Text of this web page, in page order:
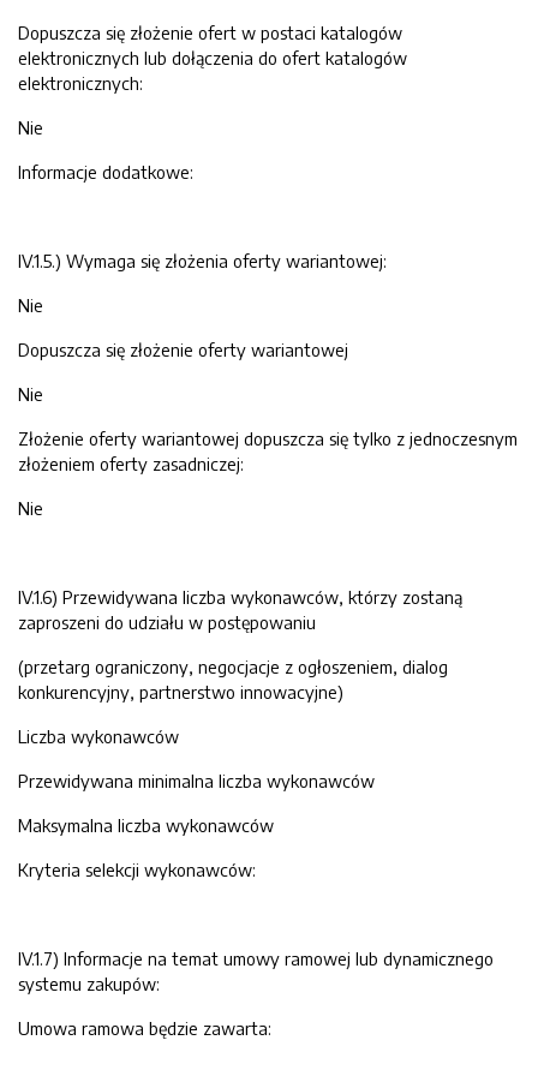
Dopuszcza się złożenie ofert w postaci katalogów
elektronicznych lub dołączenia do ofert katalogów
elektronicznych:
Nie
Informacje dodatkowe:
IV.1.5.) Wymaga się złożenia oferty wariantowej:
Nie
Dopuszcza się złożenie oferty wariantowej
Nie
Złożenie oferty wariantowej dopuszcza się tylko z jednoczesnym
złożeniem oferty zasadniczej:
Nie
IV.1.6) Przewidywana liczba wykonawców, którzy zostaną
zaproszeni do udziału w postępowaniu
(przetarg ograniczony, negocjacje z ogłoszeniem, dialog
konkurencyjny, partnerstwo innowacyjne)
Liczba wykonawców
Przewidywana minimalna liczba wykonawców
Maksymalna liczba wykonawców
Kryteria selekcji wykonawców:
IV.1.7) Informacje na temat umowy ramowej lub dynamicznego
systemu zakupów:
Umowa ramowa będzie zawarta: